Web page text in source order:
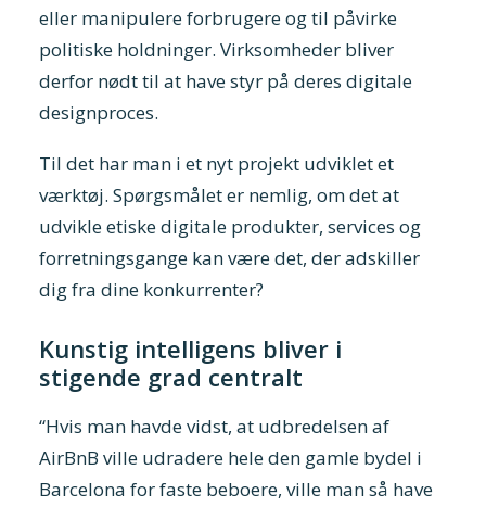
eller manipulere forbrugere og til påvirke
politiske holdninger. Virksomheder bliver
derfor nødt til at have styr på deres digitale
designproces.
Til det har man i et nyt projekt udviklet et
værktøj. Spørgsmålet er nemlig, om det at
udvikle etiske digitale produkter, services og
forretningsgange kan være det, der adskiller
dig fra dine konkurrenter?
Kunstig intelligens bliver i
stigende grad centralt
“Hvis man havde vidst, at udbredelsen af
AirBnB ville udradere hele den gamle bydel i
Barcelona for faste beboere, ville man så have